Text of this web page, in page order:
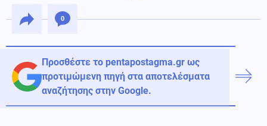
0
Προσθέστε το pentapostagma.gr ως
προτιμώμενη πηγή στα αποτελέσματα
αναζήτησης στην Google.